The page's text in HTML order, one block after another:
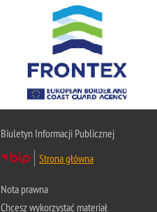
Biuletyn Informacji Publicznej
Strona główna
Nota prawna
Chcesz wykorzystać materiał